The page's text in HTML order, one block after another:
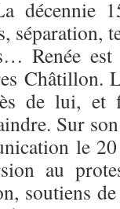
décennie
séparation,
Renée
Châtillon.
de lui,
Sur
le
au
soutiens